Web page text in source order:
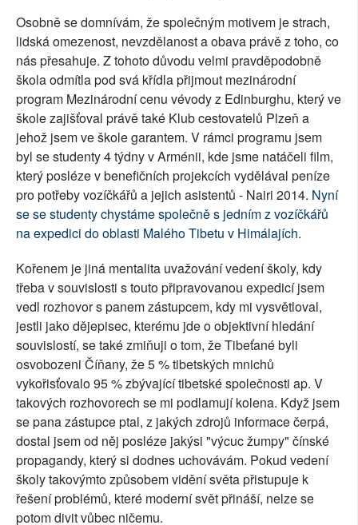
Osobně se domnívám, že společným motivem je strach,
lidská omezenost, nevzdělanost a obava právě z toho, co
nás přesahuje. Z tohoto důvodu velmi pravděpodobně
škola odmítla pod svá křídla přijmout mezinárodní
program Mezinárodní cenu vévody z Edinburghu, který ve
škole zajišťoval právě také Klub cestovatelů Plzeň a
jehož jsem ve škole garantem. V rámci programu jsem
byl se studenty 4 týdny v Arménii, kde jsme natáčeli film,
který posléze v benefičních projekcích vydělával peníze
pro potřeby vozíčkářů a jejich asistentů - Nairi 2014. Nyní
se se studenty chystáme společně s jedním z vozíčkářů
na expedici do oblasti Malého Tibetu v Himálajích.
Kořenem je jiná mentalita uvažování vedení školy, kdy
třeba v souvislosti s touto připravovanou expedicí jsem
vedl rozhovor s panem zástupcem, kdy mi vysvětloval,
jestli jako dějepisec, kterému jde o objektivní hledání
souvislostí, se také zmiňuji o tom, že Tibeťané byli
osvobozeni Číňany, že 5 % tibetských mnichů
vykořisťovalo 95 % zbývající tibetské společnosti ap. V
takových rozhovorech se mi podlamují kolena. Když jsem
se pana zástupce ptal, z jakých zdrojů informace čerpá,
dostal jsem od něj posléze jakýsi "výcuc žumpy" čínské
propagandy, který si dodnes uchovávám. Pokud vedení
školy takovýmto způsobem vidění světa přistupuje k
řešení problémů, které moderní svět přináší, nelze se
potom divit vůbec ničemu.